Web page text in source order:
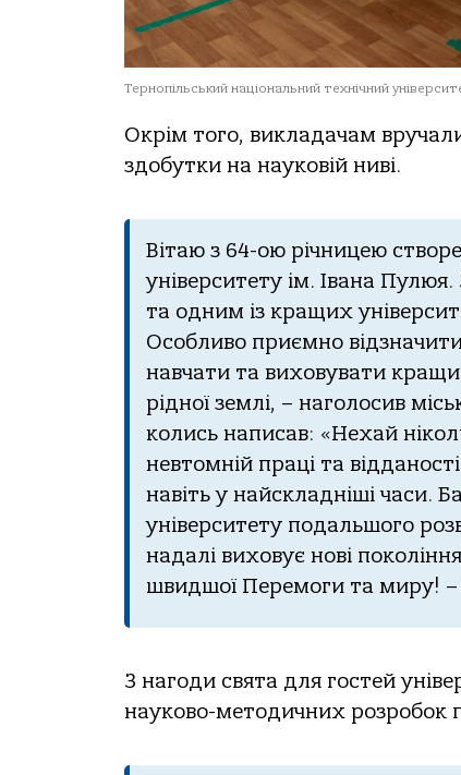
Тернопільський національний технічний
Окрім того, викладачам
здобутки на науковій ниві.
Вітаю з 64-ою річницею
університету ім. Івана
та одним із кращих
Особливо приємно
навчати та виховувати
рідної землі, – наголосив
колись написав: «Нехай
невтомній праці та
навіть у найскладніші часи.
університету подальшого
надалі виховує нові
швидшої Перемоги та миру! –
З нагоди свята для гостей
науково-методичних розробок